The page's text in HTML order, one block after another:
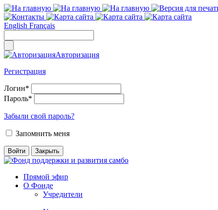
English Français
Авторизация
Регистрация
Логин*
Пароль*
Забыли свой пароль?
Запомнить меня
Прямой эфир
О Фонде
Учредители